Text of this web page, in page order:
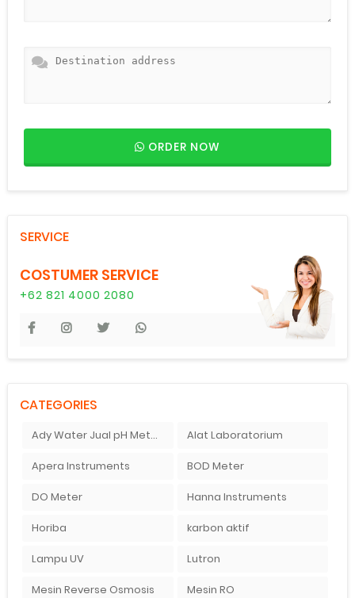
ORDER NOW
SERVICE
COSTUMER SERVICE
+62 821 4000 2080
CATEGORIES
Ady Water Jual pH Meter Murah Alat Laboratorium
Apera Instruments BOD Meter
DO Meter Hanna Instruments
Horiba karbon aktif
Lampu UV Lutron
Mesin Reverse Osmosis Mesin RO